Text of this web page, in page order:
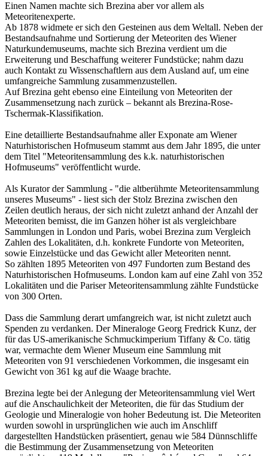
Einen Namen machte sich Brezina aber vor allem als
Meteoritenexperte.
Ab 1878 widmete er sich den Gesteinen aus dem Weltall. Neben der
Bestandsaufnahme und Sortierung der Meteoriten des Wiener
Naturkundemuseums, machte sich Brezina verdient um die
Erweiterung und Beschaffung weiterer Fundstücke; nahm dazu
auch Kontakt zu Wissenschaftlern aus dem Ausland auf, um eine
umfangreiche Sammlung zusammenzustellen.
Auf Brezina geht ebenso eine Einteilung von Meteoriten der
Zusammensetzung nach zurück – bekannt als Brezina-Rose-
Tschermak-Klassifikation.
Eine detaillierte Bestandsaufnahme aller Exponate am Wiener
Naturhistorischen Hofmuseum stammt aus dem Jahr 1895, die unter
dem Titel "Meteoritensammlung des k.k. naturhistorischen
Hofmuseums" veröffentlicht wurde.
Als Kurator der Sammlung - "die altberühmte Meteoritensammlung
unseres Museums" - liest sich der Stolz Brezina zwischen den
Zeilen deutlich heraus, der sich nicht zuletzt anhand der Anzahl der
Meteoriten bemisst, die im Ganzen höher ist als vergleichbare
Sammlungen in London und Paris, wobei Brezina zum Vergleich
Zahlen des Lokalitäten, d.h. konkrete Fundorte von Meteoriten,
sowie Einzelstücke und das Gewicht aller Meteoriten nennt.
So zählten 1895 Meteoriten von 497 Fundorten zum Bestand des
Naturhistorischen Hofmuseums. London kam auf eine Zahl von 352
Lokalitäten und die Pariser Meteoritensammlung zählte Fundstücke
von 300 Orten.
Dass die Sammlung derart umfangreich war, ist nicht zuletzt auch
Spenden zu verdanken. Der Mineraloge Georg Fredrick Kunz, der
für das US-amerikanische Schmuckimperium Tiffany & Co. tätig
war, vermachte dem Wiener Museum eine Sammlung mit
Meteoriten von 91 verschiedenen Vorkommen, die insgesamt ein
Gewicht von 361 kg auf die Waage brachte.
Brezina legte bei der Anlegung der Meteoritensammlung viel Wert
auf die Anschaulichkeit der Meteoriten, die für das Studium der
Geologie und Mineralogie von hoher Bedeutung ist. Die Meteoriten
wurden sowohl in ursprünglichen wie auch im Anschliff
dargestellten Handstücken präsentiert, genau wie 584 Dünnschliffe
die Bestimmung der Zusammensetzung von Meteoriten